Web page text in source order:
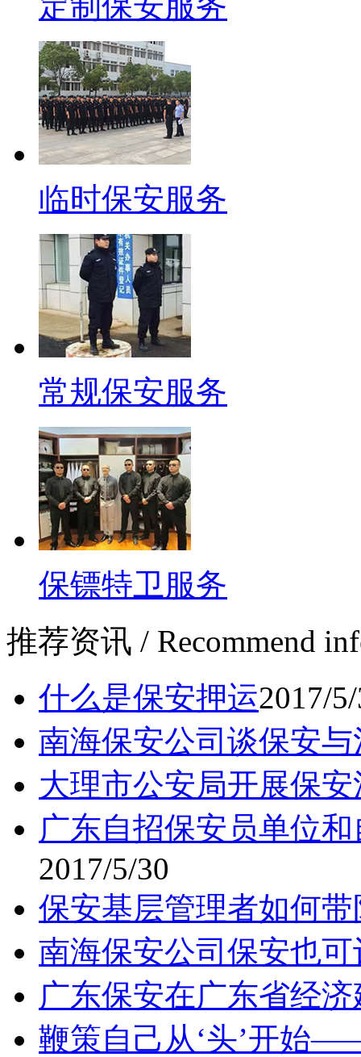
临时保安服务
常规保安服务
保镖特卫服务
推荐资讯 / Recommend
什么是保安押运2017/
南海保安公司谈保安
大理市公安局开展保
广东自招保安员单位
2017/5/30
保安基层管理者如何带
南海保安公司保安也
广东保安在广东省经
鞭策自己从‘头’开始